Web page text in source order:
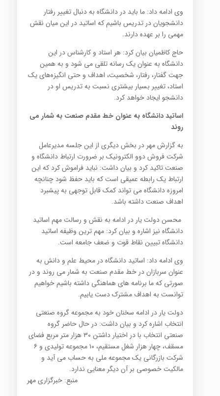
وی ادامه داد: ما باید در دانشگاه به دنبال تغییر رفتار
دانشجویان در تدریس باشیم که اساتید در این میان نقش
مهمی را بر عهده دارند.
حاج کاظمیان بیان کرد: هر استاد و کارشناس در این
دانشگاه به عنوان یک رسانه تلقی می شود و به همین
جهت گفتار، رفتار، شخصیت، اهداف و حتی انگیزه‌های یک
استاد، تغییر بسیار بیشتری نسبت به تدریس او در
دانشجو ایجاد خواهد کرد.
اساتید دانشگاه به عنوان خط مقدم صنعت به شمار می
روند
به گزارش مهر در بخش دیگری از این جلسه مدیرعامل
شرکت فروش دوو الکترونیک بر ضرورت ارتباط دانشگاه و
صنعت تاکید کرد و بیان داشت: نباید فراموش کرد که این
ارتباط یک رابطه عمیقی است که باید حفظ شود چنانچه
امروزه دانشگاه می تواند کمک قابل توجهی به پیشبرد
اهداف صنعت داشته باشد.
محسن دولت یار در ادامه به نقش و رسالت مهم اساتید
دانشگاه نیز اشاره و بیان کرد: مهم ترین وظیفه اساتید
دانشگاه تبیین نقاط قوت و ضعف جامعه است.
وی ادامه داد: اساتید دانشگاه در محیط علم و دانش به
عنوان سربازان در خط مقدم صنعت به شمار می روند و در
صورتی که ما برنامه های هماهنگی داشته باشیم خواهیم
توانست به اهداف مشترک دست یابیم.
دولت یار در ادامه سخنان خود به مجموعه گروه صنعتی
انتخاب اشاره کرد و بیان داشت: در حال حاضر گروه
صنعتی انتخاب با در اختیار داشتن ۳۰ هزار متر مربع فضای
مسقف، چهار هزار شغل مستقیم، ۱۰ مجموعه تولیدی و ۶
شرکت بازرگانی یک مجموعه ملی به حساب می آید و
مالکیت خصوصی بر آن دیگر معنایی ندارد.
منبع: خبرگزاری مهر